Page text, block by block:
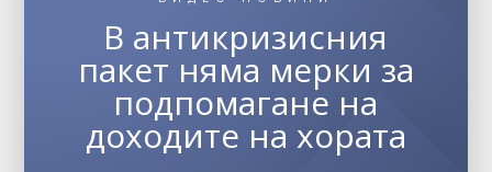
В антикризисния
пакет няма мерки за
подпомагане на
доходите на хората